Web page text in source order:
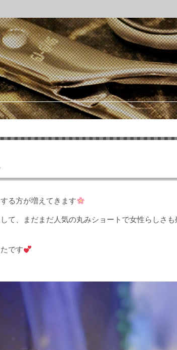
る方が増えてきます
て、まだまだ人気の丸みショートで女性らしさ
です